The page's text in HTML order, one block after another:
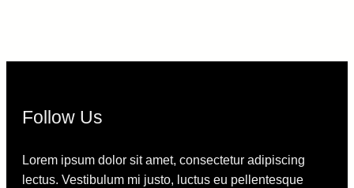
Follow Us
Lorem ipsum dolor sit amet, consectetur adipiscing
lectus. Vestibulum mi justo, luctus eu pellentesque